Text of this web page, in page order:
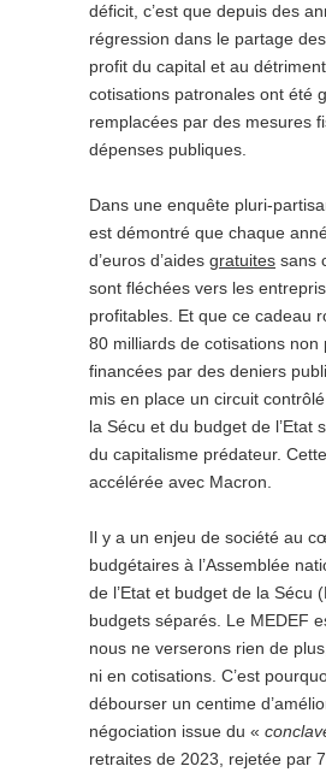
déficit, c’est que depuis des
régression dans le partage
profit du capital et au
cotisations patronales ont été
remplacées par des mesures
dépenses publiques.
Dans une enquête pluri-
est démontré que chaque
d’euros d’aides gratuites sans
sont fléchées vers les
profitables. Et que ce cadeau
80 milliards de cotisations non
financées par des deniers
mis en place un circuit
la Sécu et du budget de l’Etat
du capitalisme prédateur.
accélérée avec Macron.
Il y a un enjeu de société au
budgétaires à l’Assemblée
de l’Etat et budget de la Sécu
budgets séparés. Le MEDEF
nous ne verserons rien de
ni en cotisations. C’est
débourser un centime
négociation issue du «
retraites de 2023, rejetée par